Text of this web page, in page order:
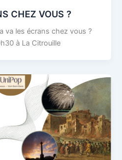
CHEZ VOUS ?
va les écrans chez vous ?
à La Citrouille